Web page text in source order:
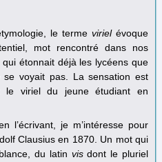
le terme virielévoque
mot rencontré dans nos
étonnait déjà les lycéens que
voyait pas. La sensation est
le viriel du jeune étudiant en
l’écrivant, je m’intéresse pour
Clausius en 1870. Un mot qui
du latin visdont le pluriel